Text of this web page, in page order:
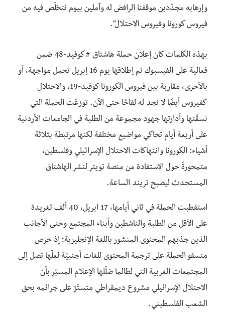
وإرهابه مجدّدين موقفنا الرافض له وآملين بيوم نتخلّص فيه من
فيروس كورونا وفيروس الاحتلال”.
بهذه الكلمات كان إعلان حملة هاشتاق #كوفيد-48 ضمن
فعالية على الفيسبوك تم إطلاقها يوم 16 إبريل تحمل مواجهة، أو
بالأحرى، مقاربة بين فيروس الكورونا كوفيد-19، والاحتلال
كفيروس أيضًا لا نجد له لقاحًا حتى الآن. توزعّت الحملة التي
نسقّتها وأدارتها جهود مجموعة من الطلبة في الجامعات الأردنية
على أربعة أيام تحاكي مواضيع مختلفة لكنها مرتبطة بثلاثة
أشياء: الكورونا وانتهاكات الاحتلال الإسرائيلي وفلسطين،
متمحورةً حول الاستفادة من منصة تويتر لنشر الهاشتاق
المستحدث ليصبح تريند الساعة.
استقطبت الحملة في ثاني أيامها، 17 ابريل، 40 ألف تغريدة
على الأقل من الطلبة والناشطين وأبناء المجتمع وحتى الأجانب
الذين جذبهم المحتوى المنشور باللغة الإنجليزية؛ إذ حرص
منسقو الحملة على ترجمة المحتوى للغات أجنبيّة لعلّها تصل إلى
المجتمعات الغربية التي لطالما ضلّلها الإعلام المسيّر بأن
الاحتلال الإسرائيلي مشروع ديمقراطي متستّرٌ على جرائمه بحق
الشعب الفلسطيني.